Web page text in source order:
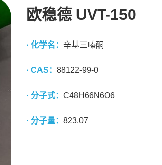
欧稳德 UVT-150
· 化学名： 辛基三嗪酮
· CAS： 88122-99-0
· 分子式： C48H66N6O6
· 分子量： 823.07